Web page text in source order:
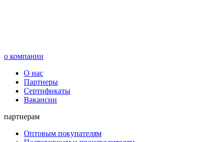
о компании
О нас
Партнеры
Сертификаты
Вакансии
партнерам
Оптовым покупателям